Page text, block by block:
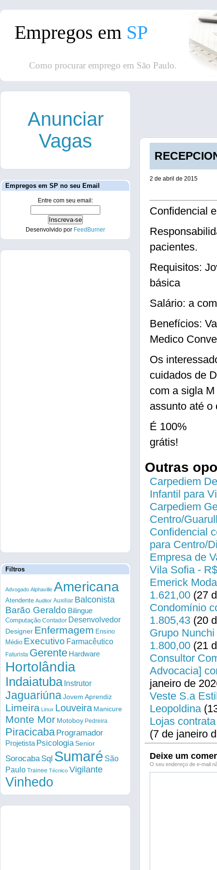
Empregos em SP
Como procurar emprego em São Paulo.
2 de abril de 2015
Confidencial
pacientes.
Requisitos:
básica
Salário: a
Benefícios:
Medico
Os
cuidados de
com a sigla
assunto até o
É 100%
grátis!
Outras
Carpediem
Infantil para
Carpediem
Centro/
Confidencial
para Centro/
Empresa de
Vila Sofia -
Emerick
1.621,00 (27
Condomínio
1.805,43 (20
Grupo
1.800,00 (21
Consultor
Advocacia]
janeiro de
Veste S.a
Leopoldina
Lojas
(7 de janeiro
Deixe um
O seu endereço de e-mail
Anunciar
Vagas
Empregos em SP no seu Email
Entre com seu email:
Desenvolvido por FeedBurner
Filtros
Advogado Alphaville Americana
Atendente Auditor Auxiliar Balconista
Barão Geraldo Bilingue
Computação Contador Desenvolvedor
Designer Enfermagem Ensino
Médio Executivo Farmacêutico
Faturista Gerente Hardware
Hortolândia
Indaiatuba Instrutor
Jaguariúna Jovem Aprendiz
Limeira Linux Louveira Manicure
Monte Mor Motoboy Pedreira
Piracicaba Programador
Projetista PsicologiaSenior
Sorocaba Sql Sumaré São
Paulo Trainee Técnico Vigilante
Vinhedo